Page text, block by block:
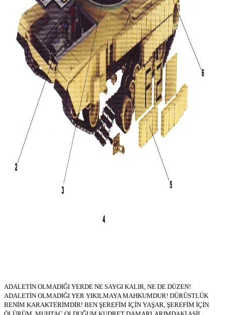
ADALETİN OLMADIĞI YERDE NE SAYGI KALIR, NE DE DÜZEN!
ADALETİN OLMADIĞI YER YIKILMAYA MAHKUMDUR! DÜRÜSTLÜK
BENİM KARAKTERİMDİR! BEN ŞEREFİM İÇİN YAŞAR, ŞEREFİM İÇİN